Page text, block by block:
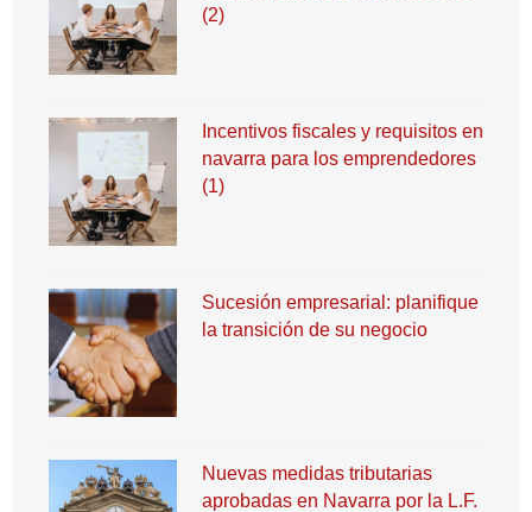
(2)
Incentivos fiscales y requisitos en
navarra para los emprendedores
(1)
Sucesión empresarial: planifique
la transición de su negocio
Nuevas medidas tributarias
aprobadas en Navarra por la L.F.